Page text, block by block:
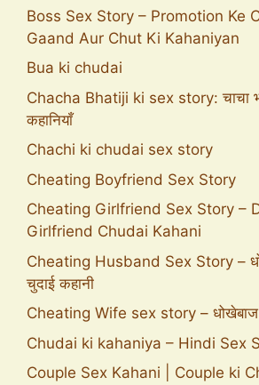
Boss Sex Story – Promotion Ke
Gaand Aur Chut Ki Kahaniyan
Bua ki chudai
Chacha Bhatiji ki sex story: चाचा
कहानियाँ
Chachi ki chudai sex story
Cheating Boyfriend Sex Story
Cheating Girlfriend Sex Story –
Girlfriend Chudai Kahani
Cheating Husband Sex Story –
चुदाई कहानी
Cheating Wife sex story – धोखेबाज
Chudai ki kahaniya – Hindi Sex
Couple Sex Kahani | Couple ki